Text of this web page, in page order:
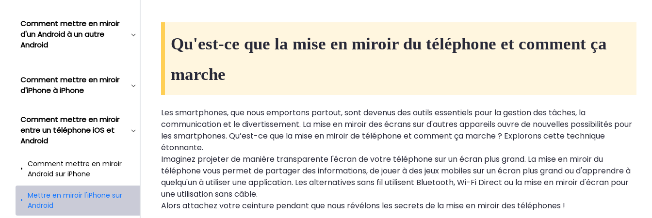
Comment mettre en miroir
d'un Android à un autre
Android
Comment mettre en miroir
d'iPhone à iPhone
Comment mettre en miroir
entre un téléphone iOS et
Android
Comment mettre en miroir
Android sur iPhone
Mettre en miroir l'iPhone sur
Android
Qu'est-ce que la mise en miroir du téléphone et comment ça
marche
Les smartphones, que nous emportons partout, sont devenus des outils essentiels pour la gestion des tâches, la
communication et le divertissement. La mise en miroir des écrans sur d'autres appareils ouvre de nouvelles possibilités pour
les smartphones. Qu’est-ce que la mise en miroir de téléphone et comment ça marche ? Explorons cette technique
étonnante.
Imaginez projeter de manière transparente l'écran de votre téléphone sur un écran plus grand. La mise en miroir du
téléphone vous permet de partager des informations, de jouer à des jeux mobiles sur un écran plus grand ou d'apprendre à
quelqu'un à utiliser une application. Les alternatives sans fil utilisent Bluetooth, Wi-Fi Direct ou la mise en miroir d'écran pour
une utilisation sans câble.
Alors attachez votre ceinture pendant que nous révélons les secrets de la mise en miroir des téléphones !